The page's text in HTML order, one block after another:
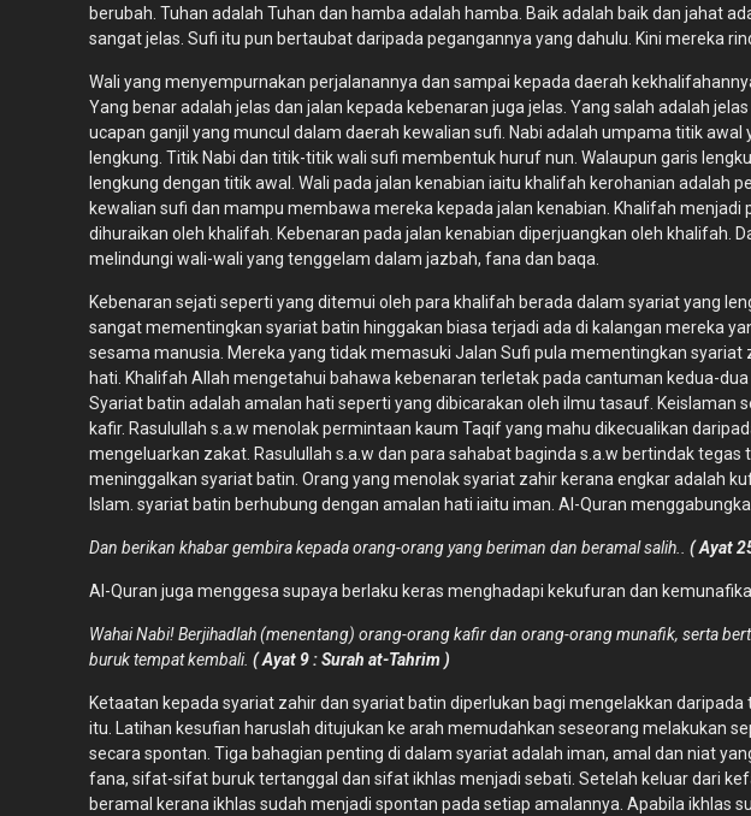
berubah. Tuhan adalah Tuhan dan hamba adalah hamba. Baik adalah baik dan jahat
sangat jelas. Sufi itu pun bertaubat daripada pegangannya yang dahulu. Kini mereka
Wali yang menyempurnakan perjalanannya dan sampai kepada daerah
Yang benar adalah jelas dan jalan kepada kebenaran juga jelas. Yang salah adalah
ucapan ganjil yang muncul dalam daerah kewalian sufi. Nabi adalah umpama titik
lengkung. Titik Nabi dan titik-titik wali sufi membentuk huruf nun. Walaupun garis
lengkung dengan titik awal. Wali pada jalan kenabian iaitu khalifah kerohanian
kewalian sufi dan mampu membawa mereka kepada jalan kenabian. Khalifah
dihuraikan oleh khalifah. Kebenaran pada jalan kenabian diperjuangkan oleh
melindungi wali-wali yang tenggelam dalam jazbah, fana dan baqa.
Kebenaran sejati seperti yang ditemui oleh para khalifah berada dalam syariat yang
sangat mementingkan syariat batin hinggakan biasa terjadi ada di kalangan mereka
sesama manusia. Mereka yang tidak memasuki Jalan Sufi pula mementingkan
hati. Khalifah Allah mengetahui bahawa kebenaran terletak pada cantuman kedua-
Syariat batin adalah amalan hati seperti yang dibicarakan oleh ilmu tasauf.
kafir. Rasulullah s.a.w menolak permintaan kaum Taqif yang mahu dikecualikan
mengeluarkan zakat. Rasulullah s.a.w dan para sahabat baginda s.a.w bertindak
meninggalkan syariat batin. Orang yang menolak syariat zahir kerana engkar adalah
Islam. syariat batin berhubung dengan amalan hati iaitu iman. Al-Quran
Dan berikan khabar gembira kepada orang-orang yang beriman dan beramal salih..( Ayat
Al-Quran juga menggesa supaya berlaku keras menghadapi kekufuran dan
Wahai Nabi! Berjihadlah (menentang) orang-orang kafir dan orang-orang munafik, serta
buruk tempat kembali.( Ayat 9 : Surah at-Tahrim )
Ketaatan kepada syariat zahir dan syariat batin diperlukan bagi mengelakkan
itu. Latihan kesufian haruslah ditujukan ke arah memudahkan seseorang melakukan
secara spontan. Tiga bahagian penting di dalam syariat adalah iman, amal dan niat
fana, sifat-sifat buruk tertanggal dan sifat ikhlas menjadi sebati. Setelah keluar dari
beramal kerana ikhlas sudah menjadi spontan pada setiap amalannya. Apabila ikhlas